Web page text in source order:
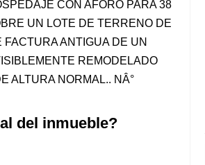
CON AFORO PARA 38
UN LOTE DE TERRENO DE
ANTIGUA DE UN
REMODELADO
ALTURA NORMAL.. NÂ°
del inmueble?